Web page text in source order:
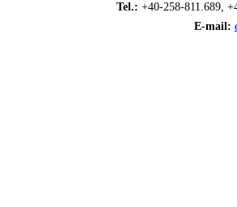
Tel.: +40-258-811.689,
E-mail: